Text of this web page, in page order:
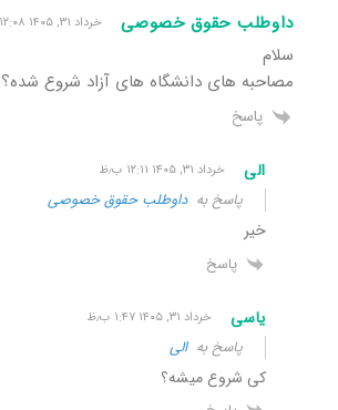
داوطلب حقوق خصوصی خرداد ۳۱, ۱۴۰۵ ۱۲:۰۸ ب٫ظ
سلام
مصاحبه های دانشگاه های آزاد شروع شده؟
پاسخ
الی خرداد ۳۱, ۱۴۰۵ ۱۲:۱۱ ب٫ظ
پاسخ بهداوطلب حقوق خصوصی
خیر
پاسخ
یاسی خرداد ۳۱, ۱۴۰۵ ۱:۴۷ ب٫ظ
پاسخ بهالی
کی شروع میشه؟